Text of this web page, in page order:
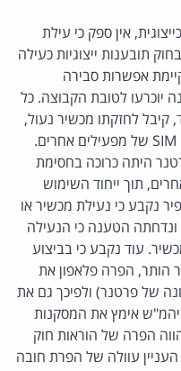
אין ספק כי עילת
תובענות ייצוגיות כעילה
אפשרות סבירה
יוכרעו לטובת הקבוצה. כל
קיבל לחזקתו מכשיר נעול,
שאינו מאפשר לעשות שימוש בכרטיסי SIM של מפעילים אחרים.
היתה כרוכה בחסימת
תוך ייחוד השימוש
נקבע כי נעילת מכשיר או
ונדחתה הטענה כי הנעילה
עוד נקבע כי בביצוע
הותר, הפרה פלאפון את
של פרטנר) ולפיכך גם את
ביהמ"ש אימץ את המסקנות
הפרה של הוראות חוק
עוולה של הפרת חובה